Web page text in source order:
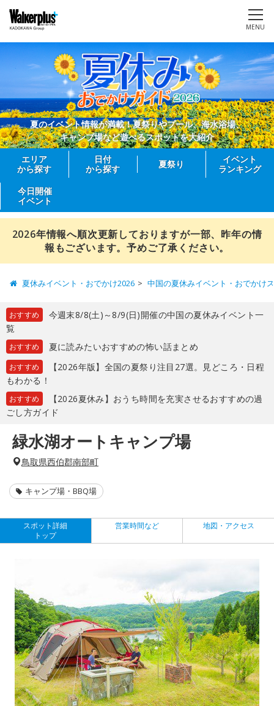
MENU
夏のイベント情報が満載！夏祭りやプール、海水浴場、
キャンプ場など遊べるスポットを大紹介
エリア
から探す
日付
から探す
夏祭り
イベント
ランキング
今日開催
イベント
2026年情報へ順次更新しておりますが一部、昨年の情
報もございます。予めご了承ください。
夏休みイベント・おでかけ2026 中国の夏休みイベント・おでかけ
おすすめ
今週末8/8(土)～8/9(日)開催の中国の夏休みイベント一
覧
おすすめ 夏に読みたいおすすめの怖い話まとめ
おすすめ
【2026年版】全国の夏祭り注目27選。見どころ・日程
もわかる！
おすすめ
【2026夏休み】おうち時間を充実させるおすすめの過
ごし方ガイド
緑水湖オートキャンプ場
鳥取県西伯郡南部町
キャンプ場・BBQ場
スポット詳細
トップ
営業時間など 地図・アクセス